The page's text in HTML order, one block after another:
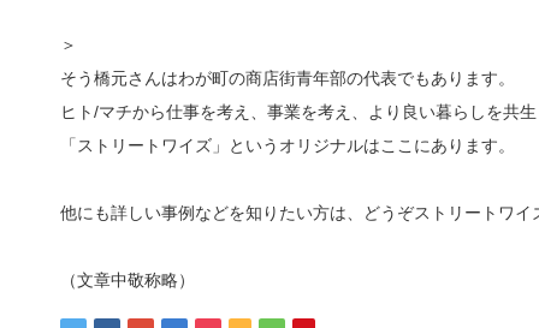
＞
そう橋元さんはわが町の商店街青年部の代表でもあります。
ヒト/マチから仕事を考え、事業を考え、より良い暮らしを共
「ストリートワイズ」というオリジナルはここにあります。
他にも詳しい事例などを知りたい方は、どうぞストリートワ
（文章中敬称略）